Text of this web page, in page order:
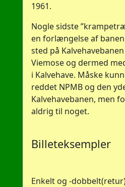
1961.
Nogle sidste
en forlængelse af
sted på
Viemose og dermed
i Kalvehave. Måske
reddet NPMB og den
Kalvehavebanen, men
aldrig til noget.
Billeteksempler
Enkelt og -